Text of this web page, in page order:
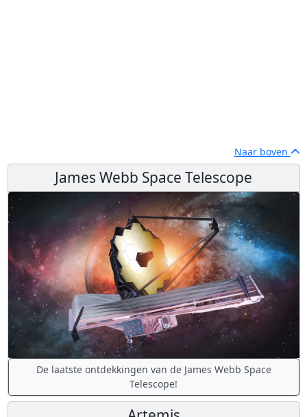
Naar boven
James Webb Space Telescope
De laatste ontdekkingen van de James Webb Space
Telescope!